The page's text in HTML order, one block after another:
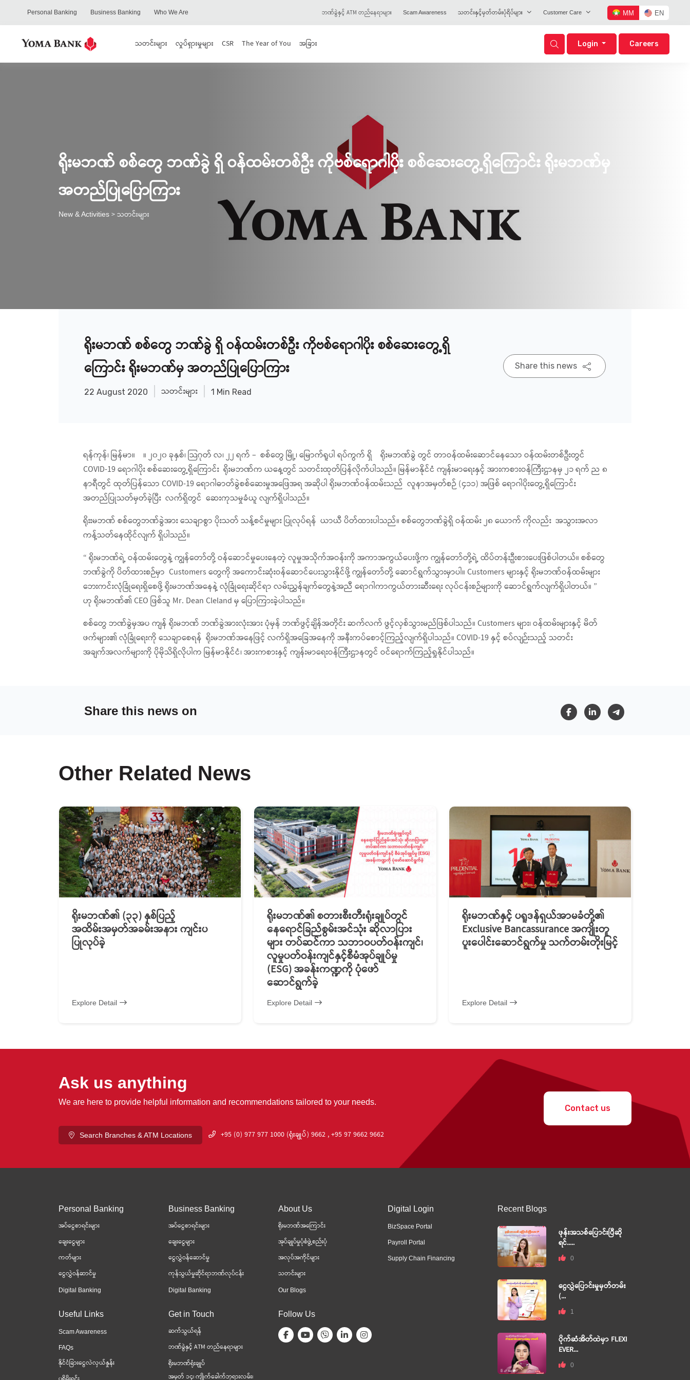
Personal Banking Business Banking Who We Are ဘဏ်ခွဲနှင့် ATM တည်နေရာများ Scam Awareness သတင်းနှင့်မှတ်တမ်းပုံရိပ်များ Customer Care MM EN
သတင်းများ လှုပ်ရှားမှုများ CSR The Year of You အခြား Login Careers
ရိုးမဘဏ် စစ်တွေ ဘဏ်ခွဲ ရှိ ဝန်ထမ်းတစ်ဦး ကိုဗစ်ရောဂါပိုး စစ်ဆေးတွေ့ရှိကြောင်း ရိုးမဘဏ်မှ
အတည်ပြုပြောကြား
New & Activities > သတင်းများ
ရိုးမဘဏ် စစ်တွေ ဘဏ်ခွဲ ရှိ ဝန်ထမ်းတစ်ဦး ကိုဗစ်ရောဂါပိုး စစ်ဆေးတွေ့ရှိ
ကြောင်း ရိုးမဘဏ်မှ အတည်ပြုပြောကြား
22 August 2020 သတင်းများ 1 Min Read
Share this news
ရန်ကုန်၊ မြန်မာ။ ။ ၂၀၂၀ ခုနှစ်၊ သြဂုတ် လ၊ ၂၂ ရက် – စစ်တွေ မြို့၊ မြောက်ရူပါ ရပ်ကွက် ရှိ ရိုးမဘဏ်ခွဲ တွင် တာဝန်ထမ်းဆောင်နေသော ဝန်ထမ်းတစ်ဦးတွင်
COVID-19 ရောဂါပိုး စစ်ဆေးတွေ့ရှိကြောင်း ရိုးမဘဏ်က ယနေ့တွင် သတင်းထုတ်ပြန်လိုက်ပါသည်။ မြန်မာနိုင်ငံ ကျန်းမာရေးနှင့် အားကစားဝန်ကြီးဌာနမှ ၂၁ ရက် ည ၈
နာရီတွင် ထုတ်ပြန်သော COVID-19 ရောဂါဓာတ်ခွဲစစ်ဆေးမှုအဖြေအရ အဆိုပါ ရိုးမဘဏ်ဝန်ထမ်းသည် လူနာအမှတ်စဉ် (၄၁၁) အဖြစ် ရောဂါပိုးတွေ့ရှိကြောင်း
အတည်ပြုသတ်မှတ်ခဲ့ပြီး လက်ရှိတွင် ဆေးကုသမှုခံယူ လျက်ရှိပါသည်။
ရိုးးမဘဏ် စစ်တွေဘဏ်ခွဲအား သေချာစွာ ပိုးသတ် သန့်စင်မှုများ ပြုလုပ်ရန် ယာယီ ပိတ်ထားပါသည်။ စစ်တွေဘဏ်ခွဲရှိ ဝန်ထမ်း ၂၈ ယောက် ကိုလည်း အသွားအလာ
ကန့်သတ်နေထိုင်လျက် ရှိပါသည်။
“ ရိုးမဘဏ်ရဲ့ ဝန်ထမ်းတွေနဲ့ ကျွန်တော်တို့ ဝန်ဆောင်မှုပေးနေတဲ့ လူမှုအသိုက်အဝန်းကို အကာအကွယ်ပေးဖို့က ကျွန်တော်တို့ရဲ့ ထိပ်တန်းဦးစားပေးဖြစ်ပါတယ်။ စစ်တွေ
ဘဏ်ခွဲကို ပိတ်ထားစဉ်မှာ Customers တွေကို အကောင်းဆုံးဝန်ဆောင်ပေးသွားနိုင်ဖို့ ကျွန်တော်တို့ ဆောင်ရွက်သွားမှာပါ။ Customers များနှင့် ရိုးမဘဏ်ဝန်ထမ်းများ
ဘေးကင်းလုံခြုံရေးရှိစေဖို့ ရိုးမဘဏ်အနေနဲ့ လုံခြုံရေးဆိုင်ရာ လမ်းညွှန်ချက်တွေနဲ့အညီ ရောဂါကာကွယ်တားဆီးရေး လုပ်ငန်းစဉ်များကို ဆောင်ရွက်လျက်ရှိပါတယ်။ ”
ဟု ရိုးမဘဏ်၏ CEO ဖြစ်သူ Mr. Dean Cleland မှ ပြောကြားခဲ့ပါသည်။
စစ်တွေ ဘဏ်ခွဲမှအပ ကျန် ရိုးမဘဏ် ဘဏ်ခွဲအားလုံးအား ပုံမှန် ဘဏ်ဖွင့်ချိန်အတိုင်း ဆက်လက် ဖွင့်လှစ်သွားမည်ဖြစ်ပါသည်။ Customers များ၊ ဝန်ထမ်းများနှင့် မိတ်
ဖက်များ၏ လုံခြုံရေးကို သေချာစေရန် ရိုးမဘဏ်အနေဖြင့် လက်ရှိအခြေအနေကို အနီးကပ်စောင့်ကြည့်လျက်ရှိပါသည်။ COVID-19 နှင့် စပ်လျဉ်းသည့် သတင်း
အချက်အလက်များကို ပိုမိုသိရှိလိုပါက မြန်မာနိုင်ငံ၊ အားကစားနှင့် ကျန်းမာရေးဝန်ကြီးဌာနတွင် ဝင်ရောက်ကြည့်ရှုနိုင်ပါသည်။
Share this news on
Other Related News
ရိုးမဘဏ်၏ (၃၃) နှစ်ပြည့်
အထိမ်းအမှတ်အခမ်းအနား ကျင်းပ
ပြုလုပ်ခဲ့
Explore Detail
ရိုးမဘဏ်၏ စတားစီးတီးရုံးချုပ်တွင်
နေရောင်ခြည်စွမ်းအင်သုံး ဆိုလာပြား
များ တပ်ဆင်ကာ သဘာဝပတ်ဝန်းကျင်၊
လူမှုပတ်ဝန်းကျင်နှင့်စီမံအုပ်ချုပ်မှု
(ESG) အခန်းကဏ္ဍကို ပုံဖော်
ဆောင်ရွက်ခဲ့
Explore Detail
ရိုးမဘဏ်နှင့် ပရူဒန်ရှယ်အာမခံတို့၏
Exclusive Bancassurance အကျိုးတူ
ပူးပေါင်းဆောင်ရွက်မှု သက်တမ်းတိုးမြင့်
Explore Detail
Ask us anything
We are here to provide helpful information and recommendations tailored to your needs.
Search Branches & ATM Locations +95 (0) 977 977 1000 (ရုံးချုပ်) 9662 , +95 97 9662 9662
Contact us
Personal Banking
အပ်ငွေစာရင်းများ
ချေးငွေများ
ကတ်များ
ငွေလွှဲဝန်ဆာင်မှု
Digital Banking
Business Banking
အပ်ငွေစာရင်းများ
ချေးငွေများ
ငွေလွှဲဝန်ဆောင်မှု
ကုန်သွယ်မှုဆိုင်ရာဘဏ်လုပ်ငန်း
Digital Banking
About Us
ရိုးမဘဏ်အကြောင်း
အုပ်ချုပ်မှုပုံစံဖွဲ့စည်းပုံ
အလုပ်အကိုင်များ
သတင်းများ
Our Blogs
Digital Login
BizSpace Portal
Payroll Portal
Supply Chain Financing
Useful Links
Scam Awareness
FAQs
နိုင်ငံခြားငွေလဲလှယ်နှုန်း
Get in Touch
ဆက်သွယ်ရန်
ဘဏ်ခွဲနှင့် ATM တည်နေရာများ
ရိုးမဘဏ်ရုံးချုပ်
အမှတ် ၁၄၊ ကျိုက်ခေါက်ဘုရားလမ်း၊
Follow Us
Recent Blogs
ဖုန်းအသစ်ပြောင်းပြီဆို
ရင်.....
0
ငွေလွှဲပြောင်းမှုမှတ်တမ်း
(...
1
ပိုက်ဆံအိတ်ထဲမှာ FLEXI
EVER...
0